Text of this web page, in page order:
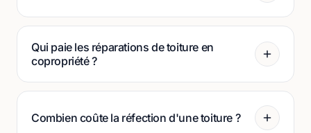
Qui paie les réparations de toiture en
copropriété ?
Combien coûte la réfection d'une toiture ?